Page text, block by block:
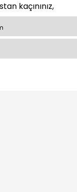
kaçınınız,